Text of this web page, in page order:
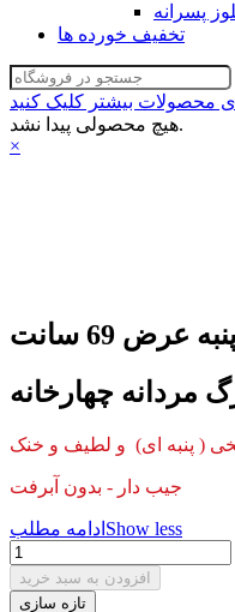
پسرانه
تخفیف خورده ها
هیچ محصولی پیدا نشد.
×
69 سانت
مردانه چهارخانه
( پنبه ای) و لطیف و خنک
جیب دار - بدون آبرفت
ادامه مطلب Show less
افزودن به سبد خرید